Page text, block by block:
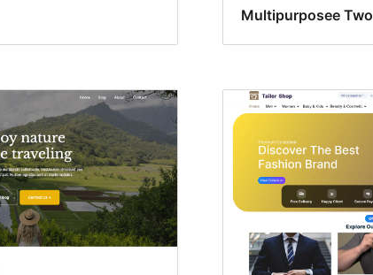
Multipurposee Two